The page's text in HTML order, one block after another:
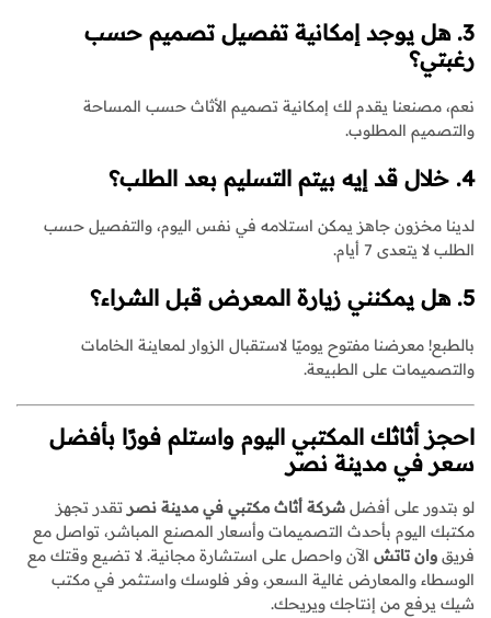
3. هل يوجد إمكانية تفصيل تصميم حسب
رغبتي؟
نعم، مصنعنا يقدم لك إمكانية تصميم الأثاث حسب المساحة
والتصميم المطلوب.
4. خلال قد إيه بيتم التسليم بعد الطلب؟
لدينا مخزون جاهز يمكن استلامه في نفس اليوم، والتفصيل حسب
الطلب لا يتعدى 7 أيام.
5. هل يمكنني زيارة المعرض قبل الشراء؟
بالطبع! معرضنا مفتوح يوميًا لاستقبال الزوار لمعاينة الخامات
والتصميمات على الطبيعة.
احجزأثاثك المكتبي اليوم واستلم فورًا بأفضل
سعر في مدينة نصر
لو بتدور على أفضل شركة أثاث مكتبي في مدينة نصر تقدر تجهز
مكتبك اليوم بأحدث التصميمات وأسعار المصنع المباشر، تواصل مع
فريق وان تاتش الآن واحصل على استشارة مجانية. لا تضيع وقتك مع
الوسطاء والمعارض غالية السعر، وفر فلوسك واستثمر في مكتب
شيك يرفع من إنتاجك ويريحك.